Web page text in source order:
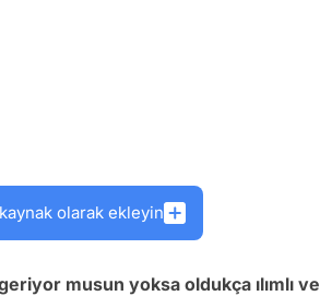
olarak ekleyin
musun yoksa oldukça ılımlı ve